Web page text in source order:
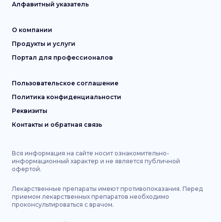
Алфавитный указатель
О компании
Продукты и услуги
Портал для профессионалов
Пользовательское соглашение
Политика конфиденциальности
Реквизиты
Контакты и обратная связь
Вся информация на сайте носит ознакомительно-
информационный характер и не является публичной
офертой.
Лекарственные препараты имеют противопоказания. Перед
приемом лекарственных препаратов необходимо
проконсультироваться с врачом.